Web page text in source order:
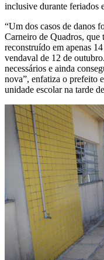
inclusive durante feriados
“Um dos casos de danos
Carneiro de Quadros, que
reconstruído em apenas
vendaval de 12 de
necessários e ainda
nova”, enfatiza o prefeito
unidade escolar na tarde